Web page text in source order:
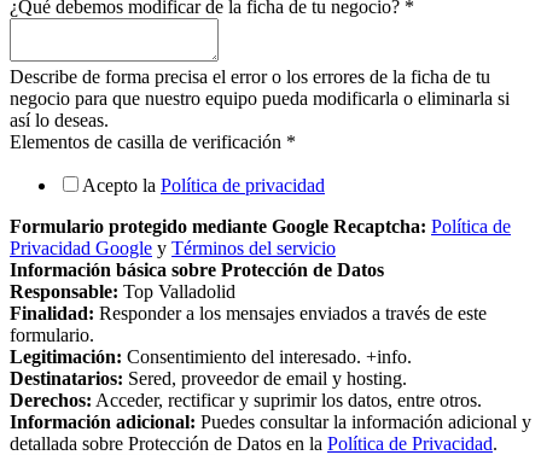
¿Qué debemos modificar de la ficha de tu negocio? *
Describe de forma precisa el error o los errores de la ficha de tu
negocio para que nuestro equipo pueda modificarla o eliminarla si
así lo deseas.
Elementos de casilla de verificación *
Acepto la Política de privacidad
Formulario protegido mediante Google Recaptcha: Política de
Privacidad Google y Términos del servicio
Información básica sobre Protección de Datos
Responsable: Top Valladolid
Finalidad: Responder a los mensajes enviados a través de este
formulario.
Legitimación: Consentimiento del interesado. +info.
Destinatarios: Sered, proveedor de email y hosting.
Derechos: Acceder, rectificar y suprimir los datos, entre otros.
Información adicional: Puedes consultar la información adicional y
detallada sobre Protección de Datos en la Política de Privacidad.